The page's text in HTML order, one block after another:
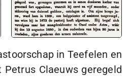
in Teefelen en
Claeuws geregeld